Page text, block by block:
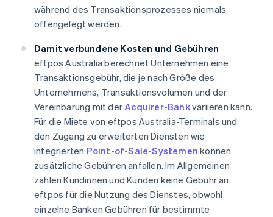
während des Transaktionsprozesses niemals
offengelegt werden.
Damit verbundene Kosten und Gebühren
eftpos Australia berechnet Unternehmen eine
Transaktionsgebühr, die je nach Größe des
Unternehmens, Transaktionsvolumen und der
Vereinbarung mit derAcquirer-Bankvariieren kann.
Für die Miete von eftpos Australia-Terminals und
den Zugang zu erweiterten Diensten wie
integrierten Point-of-Sale-Systemen können
zusätzliche Gebühren anfallen. Im Allgemeinen
zahlen Kundinnen und Kunden keine Gebühr an
eftpos für die Nutzung des Dienstes, obwohl
einzelne Banken Gebühren für bestimmte